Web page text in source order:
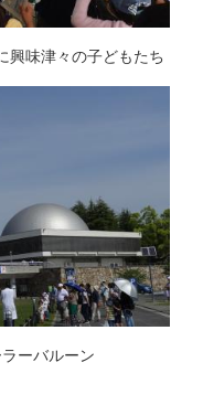
興味津々の子どもたち
ーバルーン